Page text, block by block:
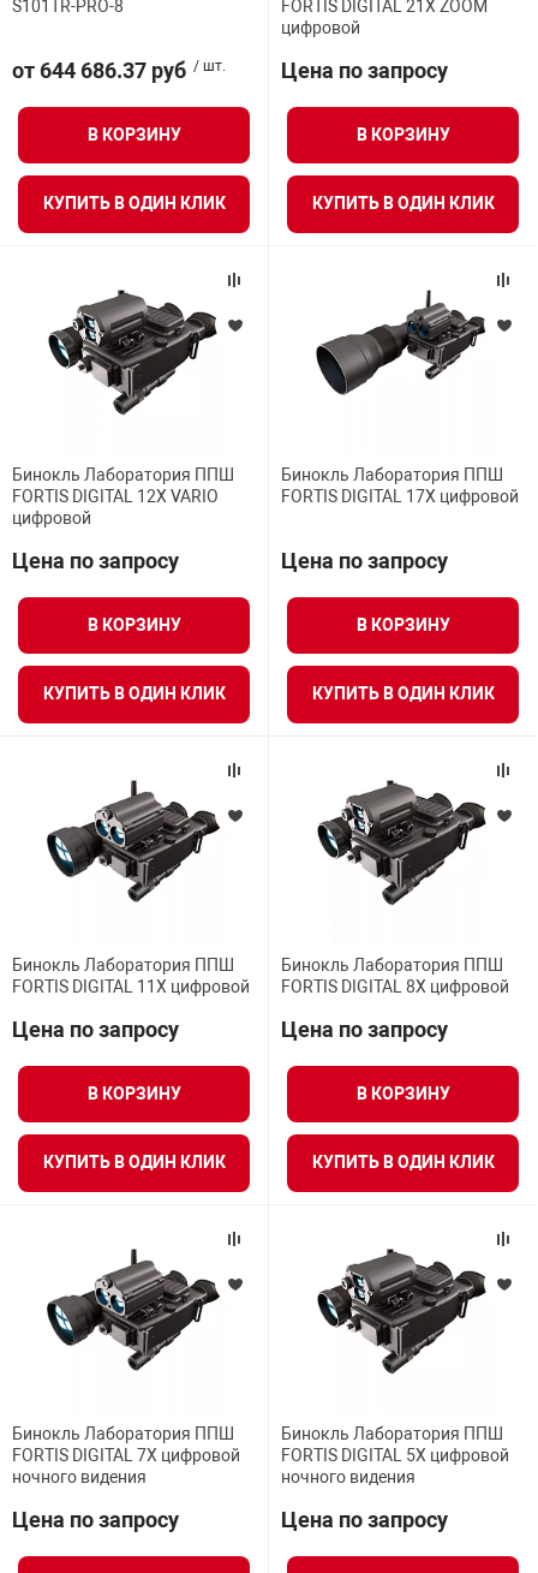
решения
безопасность
установки
оборудование
управления
и аналитики
объектов
периметра
экипировка
техника
автомобили
средства охраны
Узлы
Шкафы
Термошкафы
Длина волны
Батарея
Мощность излучения
S101TR-PRO-8
от 644 686.37 руб / шт.
В КОРЗИНУ
КУПИТЬ В ОДИН КЛИК
FORTIS DIGITAL 21X ZOOM
цифровой
Цена по запросу
В КОРЗИНУ
КУПИТЬ В ОДИН КЛИК
Бинокль Лаборатория ППШ
FORTIS DIGITAL 12X VARIO
цифровой
Цена по запросу
В КОРЗИНУ
КУПИТЬ В ОДИН КЛИК
Бинокль Лаборатория ППШ
FORTIS DIGITAL 17X цифровой
Цена по запросу
В КОРЗИНУ
КУПИТЬ В ОДИН КЛИК
Бинокль Лаборатория ППШ
FORTIS DIGITAL 11X цифровой
Цена по запросу
В КОРЗИНУ
КУПИТЬ В ОДИН КЛИК
Бинокль Лаборатория ППШ
FORTIS DIGITAL 8X цифровой
Цена по запросу
В КОРЗИНУ
КУПИТЬ В ОДИН КЛИК
Бинокль Лаборатория ППШ
FORTIS DIGITAL 7X цифровой
ночного видения
Цена по запросу
Бинокль Лаборатория ППШ
FORTIS DIGITAL 5X цифровой
ночного видения
Цена по запросу